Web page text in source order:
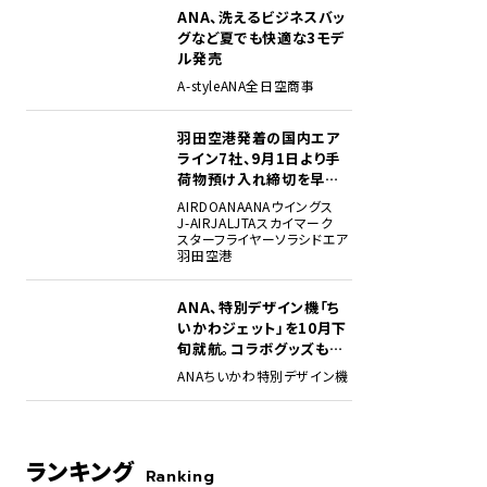
ANA、洗えるビジネスバッ
グなど夏でも快適な3モデ
ル発売
A-styleANA全日空商事
羽田空港発着の国内エア
ライン7社、9月1日より手
荷物預け入れ締切を早期
化・厳格化。定時性確保に
向け
AIRDOANAANAウイングス
J-AIRJALJTAスカイマーク
スターフライヤーソラシドエア
羽田空港
ANA、特別デザイン機「ち
いかわジェット」を10月下
旬就航。コラボグッズも展
開
ANAちいかわ特別デザイン機
ランキング Ranking